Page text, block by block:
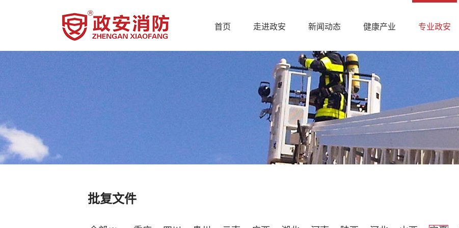
首页 走进政安 新闻动态 健康产业 专业政安
批复文件